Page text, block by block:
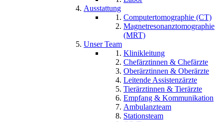
Ausstattung
Computertomographie (CT)
Magnetresonanztomographie
(MRT)
Unser Team
Klinikleitung
Chefärztinnen & Chefärzte
Oberärztinnen & Oberärzte
Leitende Assistenzärzte
Tierärztinnen & Tierärzte
Empfang & Kommunikation
Ambulanzteam
Stationsteam